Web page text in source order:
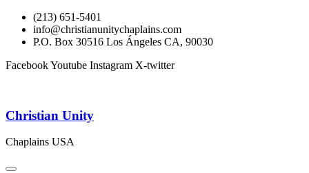
(213) 651-5401
info@christianunitychaplains.com
P.O. Box 30516 Los Ángeles CA, 90030
FacebookYoutube Instagram X-twitter
Christian Unity
Chaplains USA